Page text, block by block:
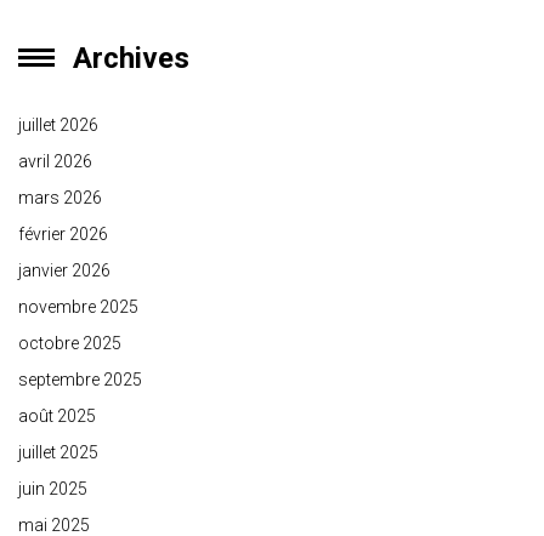
Archives
juillet 2026
avril 2026
mars 2026
février 2026
janvier 2026
novembre 2025
octobre 2025
septembre 2025
août 2025
juillet 2025
juin 2025
mai 2025